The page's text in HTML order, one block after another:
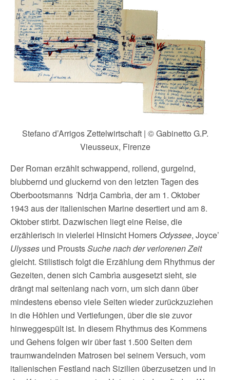
Stefano d’Arrigos Zettelwirtschaft | © Gabinetto G.P.
Vieusseux, Firenze
Der Roman erzählt schwappend, rollend, gurgelnd,
blubbernd und gluckernd von den letzten Tagen des
Oberbootsmanns ´Ndrja Cambrìa, der am 1. Oktober
1943 aus der italienischen Marine desertiert und am 8.
Oktober stirbt. Dazwischen liegt eine Reise, die
erzählerisch in vielerlei Hinsicht Homers Odyssee, Joyce’
Ulysses und ProustsSuche nach der verlorenen Zeit
gleicht. Stilistisch folgt die Erzählung dem Rhythmus der
Gezeiten, denen sich Cambrìa ausgesetzt sieht, sie
drängt mal seitenlang nach vorn, um sich dann über
mindestens ebenso viele Seiten wieder zurückzuziehen
in die Höhlen und Vertiefungen, über die sie zuvor
hinweggespült ist. In diesem Rhythmus des Kommens
und Gehens folgen wir über fast 1.500 Seiten dem
traumwandelnden Matrosen bei seinem Versuch, vom
italienischen Festland nach Sizilien überzusetzen und in